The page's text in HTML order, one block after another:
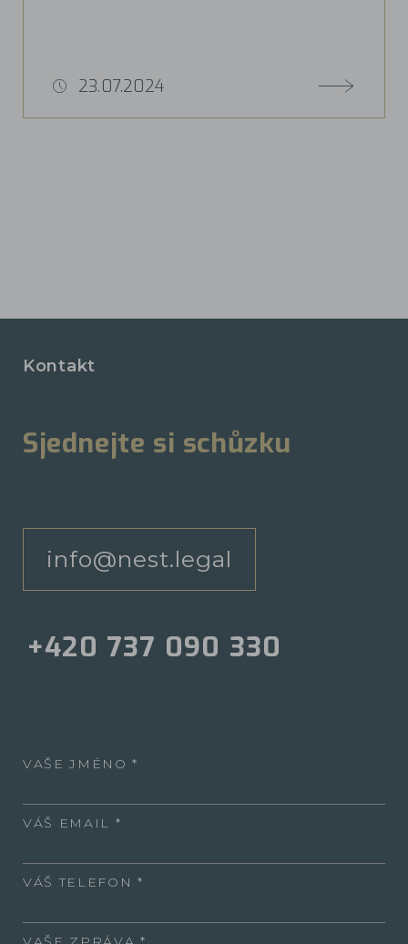
23.07.2024
Kontakt
Sjednejte si schůzku
info@nest.legal
+420 737 090 330
VAŠE JMÉNO
VÁŠ EMAIL
VÁŠ TELEFON